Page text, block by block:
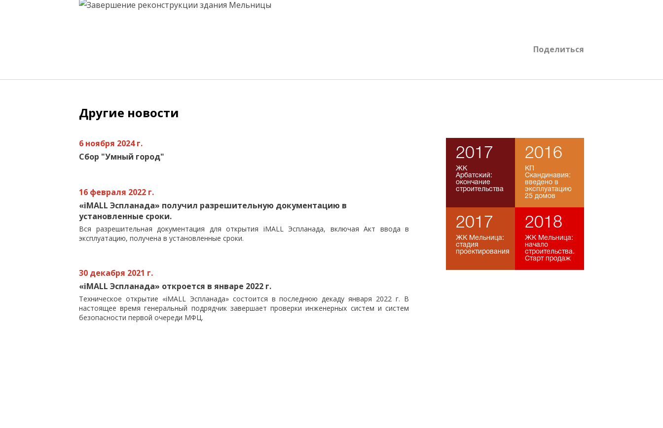
Поделиться
Другие новости
6 ноября 2024 г.
Сбор "Умный город"
16 февраля 2022 г.
«iMALL Эспланада» получил разрешительную документацию в
установленные сроки.
Вся разрешительная документация для открытия iMALL Эспланада, включая Акт ввода в
эксплуатацию, получена в установленные сроки.
30 декабря 2021 г.
«iMALL Эспланада» откроется в январе 2022 г.
Техническое открытие «iMALL Эспланада» состоится в последнюю декаду января 2022 г. В
настоящее время генеральный подрядчик завершает проверки инженерных систем и систем
безопасности первой очереди МФЦ.
2017
ЖК
Арбатский:
окончание
строительства
2016
КП
Скандинавия:
введено в
эксплуатацию
25 домов
2017
ЖК Мельница:
стадия
проектирования
2018
ЖК Мельница:
начало
строительства.
Старт продаж